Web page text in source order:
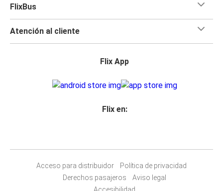
FlixBus
Atención al cliente
Flix App
Flix en:
Acceso para distribuidor
Política de privacidad
Derechos pasajeros
Aviso legal
Accesibilidad